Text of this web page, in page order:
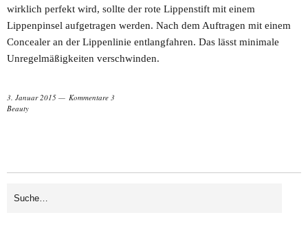
wirklich perfekt wird, sollte der rote Lippenstift mit einem
Lippenpinsel aufgetragen werden. Nach dem Auftragen mit einem
Concealer an der Lippenlinie entlangfahren. Das lässt minimale
Unregelmäßigkeiten verschwinden.
3. Januar 2015
Kommentare 3
Beauty